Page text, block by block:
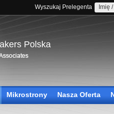
Wyszukaj Prelegenta
Polska
Mikrostrony Nasza Oferta